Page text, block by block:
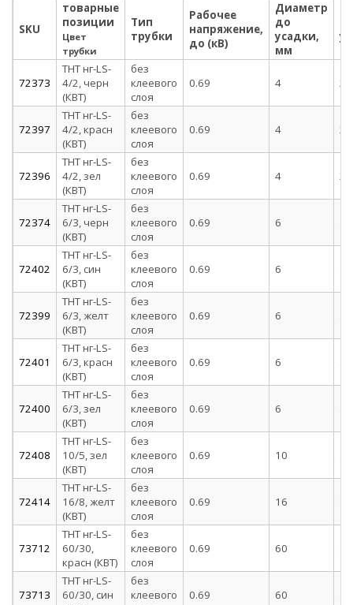
SKU
товарные
позиции
Цвет
трубки
Тип
трубки
Рабочее
напряжение,
до (кВ)
Диаметр
до
усадки,
мм
72373
ТНТ нг-LS-
4/2, черн
(КВТ)
без
клеевого
слоя
0.69 4 2
72397
ТНТ нг-LS-
4/2, красн
(КВТ)
без
клеевого
слоя
0.69 4 2
72396
ТНТ нг-LS-
4/2, зел
(КВТ)
без
клеевого
слоя
0.69 4 2
72374
ТНТ нг-LS-
6/3, черн
(КВТ)
без
клеевого
слоя
0.69 6
72402
ТНТ нг-LS-
6/3, син
(КВТ)
без
клеевого
слоя
0.69 6
72399
ТНТ нг-LS-
6/3, желт
(КВТ)
без
клеевого
слоя
0.69 6
72401
ТНТ нг-LS-
6/3, красн
(КВТ)
без
клеевого
слоя
0.69 6
72400
ТНТ нг-LS-
6/3, зел
(КВТ)
без
клеевого
слоя
0.69 6
72408
ТНТ нг-LS-
10/5, зел
(КВТ)
без
клеевого
слоя
0.69 10
72414
ТНТ нг-LS-
16/8, желт
(КВТ)
без
клеевого
слоя
0.69 16
73712
ТНТ нг-LS-
60/30,
красн (КВТ)
без
клеевого
слоя
0.69 60
73713
ТНТ нг-LS-
60/30, син
без
клеевого
0.69 60